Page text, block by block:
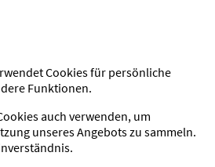
Cookies für persönliche
Funktionen.
auch verwenden, um
unseres Angebots zu sammeln.